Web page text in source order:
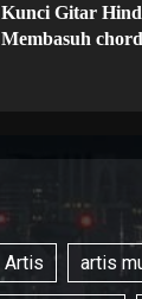
Kunci Gitar
Membasuh chord
Artis artis